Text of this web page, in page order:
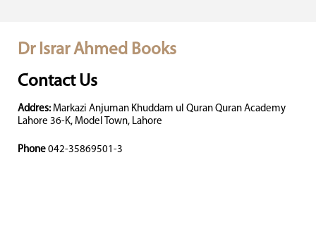
Dr Israr Ahmed Books
Contact Us
Addres: Markazi Anjuman Khuddam ul Quran Quran Academy
Lahore 36-K, Model Town, Lahore
Phone 042-35869501-3